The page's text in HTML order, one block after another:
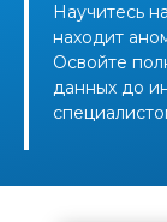
Научитесь
находит
Освойте
данных до